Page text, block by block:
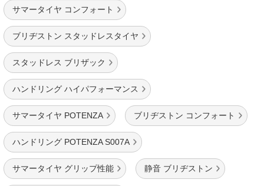
サマータイヤ コンフォート
ブリヂストン スタッドレスタイヤ
スタッドレス ブリザック
ハンドリング ハイパフォーマンス
サマータイヤ POTENZA ブリヂストン コンフォート
ハンドリング POTENZA S007A
サマータイヤ グリップ性能 静音 ブリヂストン